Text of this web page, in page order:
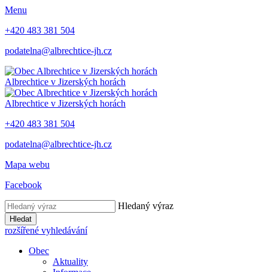
Menu
+420 483 381 504
podatelna@albrechtice-jh.cz
Albrechtice v Jizerských horách
Albrechtice v Jizerských horách
+420 483 381 504
podatelna@albrechtice-jh.cz
Mapa webu
Facebook
Hledaný výraz
Hledat
rozšířené vyhledávání
Obec
Aktuality